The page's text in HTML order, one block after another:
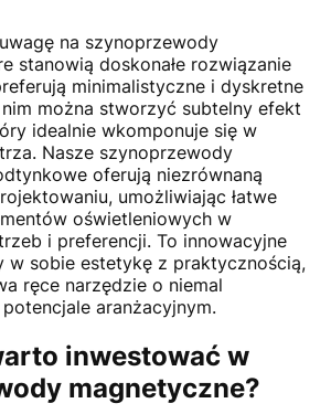
na szynoprzewody
stanowią doskonałe rozwiązanie
minimalistyczne i dyskretne
można stworzyć subtelny efekt
idealnie wkomponuje się w
Nasze szynoprzewody
oferują niezrównaną
umożliwiając łatwe
oświetleniowych w
i preferencji. To innowacyjne
w sobie estetykę z praktycznością,
ręce narzędzie o niemal
aranżacyjnym.
inwestować w
magnetyczne?